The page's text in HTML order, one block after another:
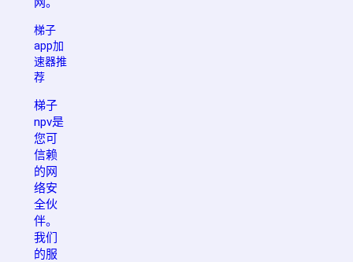
梯子
app加
速器推
荐
梯子
npv是
您可
信赖
的网
络安
全伙
伴。
我们
的服